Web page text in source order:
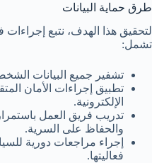
طرق حماية البيانات
لتحقيق هذا الهدف، نتبع
تشمل:
تشفير جميع البيانات
تطبيق إجراءات الأمان
الإلكترونية.
تدريب فريق العمل
والحفاظ على السرية.
إجراء مراجعات دورية
فعاليتها.